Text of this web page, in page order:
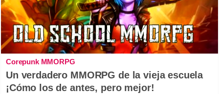
Corepunk MMORPG
Un verdadero MMORPG de la vieja escuela
¡Cómo los de antes, pero mejor!